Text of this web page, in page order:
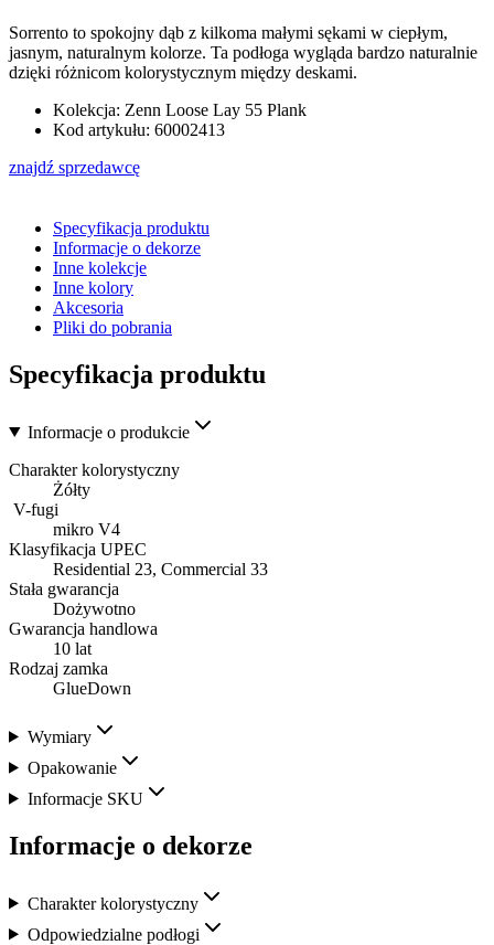
Sorrento to spokojny dąb z kilkoma małymi sękami w ciepłym,
jasnym, naturalnym kolorze. Ta podłoga wygląda bardzo naturalnie
dzięki różnicom kolorystycznym między deskami.
Kolekcja: Zenn Loose Lay 55 Plank
Kod artykułu: 60002413
znajdź sprzedawcę
Specyfikacja produktu
Informacje o dekorze
Inne kolekcje
Inne kolory
Akcesoria
Pliki do pobrania
Specyfikacja produktu
Informacje o produkcie
Charakter kolorystyczny
Żółty
V-fugi
mikro V4
Klasyfikacja UPEC
Residential 23, Commercial 33
Stała gwarancja
Dożywotno
Gwarancja handlowa
10 lat
Rodzaj zamka
GlueDown
Wymiary
Opakowanie
Informacje SKU
Informacje o dekorze
Charakter kolorystyczny
Odpowiedzialne podłogi